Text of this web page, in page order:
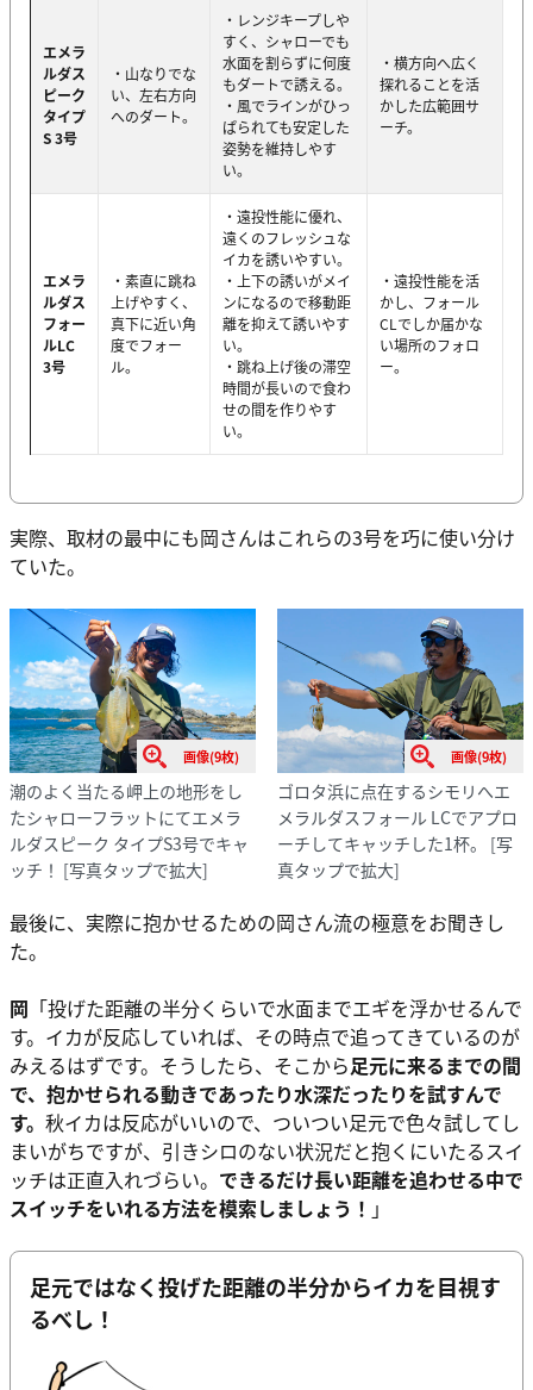
エメラ
ルダス
ピーク
タイプ
S 3号
・山なりでな
い、左右方向
へのダート。
・レンジキープしや
すく、シャローでも
水面を割らずに何度
もダートで誘える。
・風でラインがひっ
ぱられても安定した
姿勢を維持しやす
い。
・横方向へ広く
探れることを活
かした広範囲サ
ーチ。
エメラ
ルダス
フォー
ルLC
3号
・素直に跳ね
上げやすく、
真下に近い角
度でフォー
ル。
・遠投性能に優れ、
遠くのフレッシュな
イカを誘いやすい。
・上下の誘いがメイ
ンになるので移動距
離を抑えて誘いやす
い。
・跳ね上げ後の滞空
時間が長いので食わ
せの間を作りやす
い。
・遠投性能を活
かし、フォール
CLでしか届かな
い場所のフォロ
ー。
実際、取材の最中にも岡さんはこれらの3号を巧に使い分け
ていた。
画像(9枚)
潮のよく当たる岬上の地形をし
たシャローフラットにてエメラ
ルダスピーク タイプS3号でキャ
ッチ！ [写真タップで拡大]
画像(9枚)
ゴロタ浜に点在するシモリへエ
メラルダスフォール LCでアプロ
ーチしてキャッチした1杯。
[写
真タップで拡大]
最後に、実際に抱かせるための岡さん流の極意をお聞きし
た。
岡 「投げた距離の半分くらいで水面までエギを浮かせるんで
す。イカが反応していれば、その時点で追ってきているのが
みえるはずです。そうしたら、そこから足元に来るまでの間
で、抱かせられる動きであったり水深だったりを試すんで
す。 秋イカは反応がいいので、ついつい足元で色々試してし
まいがちですが、引きシロのない状況だと抱くにいたるスイ
ッチは正直入れづらい。 できるだけ長い距離を追わせる中で
スイッチをいれる方法を模索しましょう！ 」
足元ではなく投げた距離の半分からイカを目視す
るべし！